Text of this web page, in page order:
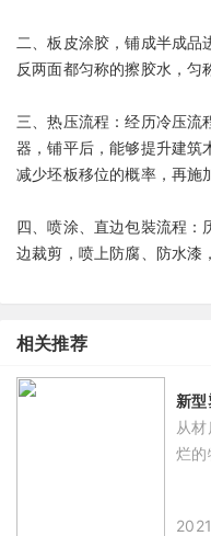
二、板皮涂胶，铺成半成
反两面都匀称的擦胶水，
三、热压流程：经历冷压流
器，铺平后，能够提升建筑
减少坯板移位的概率，再施
四、喷涂、直边包裝流程：
边裁剪，喷上防腐、防水漆
相关推荐
新型
从
烂的